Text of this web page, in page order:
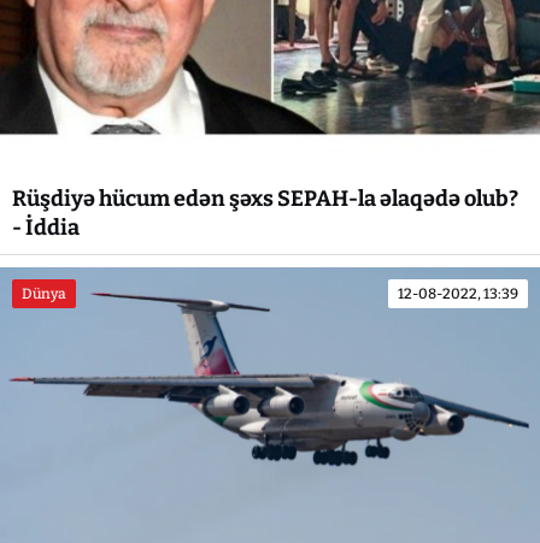
Rüşdiyə hücum edən şəxs SEPAH-la əlaqədə olub?
- İddia
Dünya 12-08-2022, 13:39